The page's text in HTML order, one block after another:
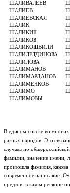
ШАЛИВАЛЕЕВ
ШАЛИЕВ
ШАЛИЕВСКАЯ
ШАЛИК
ШАЛИКИН
ШАЛИКОВ
ШАЛИКОШВИЛИ
ШАЛИЛЕТДИНОВА
ШАЛИЛОВА
ШАЛИМАНОВ
ШАЛИМАРДАНОВ
ШАЛИМЕНКОВ
ШАЛИМО
ШАЛИМОВЫ
В едином списке во
разных народов. Это
случаев по
фамилии, значение имени,
произошла фамилия, какова
современное написание.
предков, в каком регионе